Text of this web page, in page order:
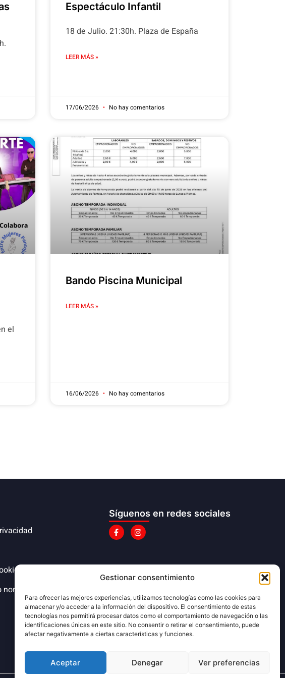
Gestionar consentimiento
Para ofrecer las mejores experiencias, utilizamos tecnologías como las cookies para
almacenar y/o acceder a la información del dispositivo. El consentimiento de estas
tecnologías nos permitirá procesar datos como el comportamiento de navegación o las
identificaciones únicas en este sitio. No consentir o retirar el consentimiento, puede
afectar negativamente a ciertas características y funciones.
Aceptar Denegar Ver preferencias
Espectáculo Infantil
18 de Julio. 21:30h. Plaza de España
LEER MÁS »
17/06/2026 No hay comentarios
el
Bando Piscina Municipal
LEER MÁS »
16/06/2026 No hay comentarios
Síguenos en redes sociales